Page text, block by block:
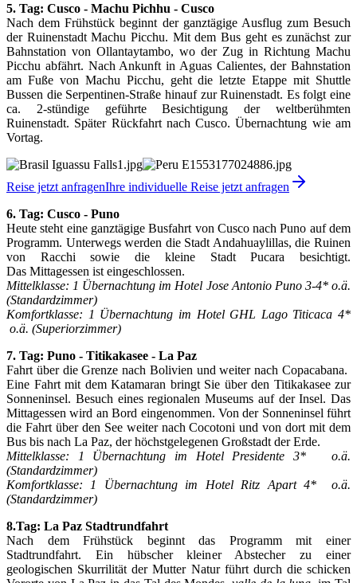
5. Tag: Cusco - Machu Pichhu - Cusco
Nach dem Frühstück beginnt der ganztägige Ausflug zum Besuch
der Ruinenstadt Machu Picchu. Mit dem Bus geht es zunächst zur
Bahnstation von Ollantaytambo, wo der Zug in Richtung Machu
Picchu abfährt. Nach Ankunft in Aguas Calientes, der Bahnstation
am Fuße von Machu Picchu, geht die letzte Etappe mit Shuttle
Bussen die Serpentinen-Straße hinauf zur Ruinenstadt. Es folgt eine
ca. 2-stündige geführte Besichtigung der weltberühmten
Ruinenstadt. Später Rückfahrt nach Cusco. Übernachtung wie am
Vortag.
Reise jetzt anfragenIhre individuelle Reise jetzt anfragen
6. Tag: Cusco - Puno
Heute steht eine ganztägige Busfahrt von Cusco nach Puno auf dem
Programm. Unterwegs werden die Stadt Andahuaylillas, die Ruinen
von Racchi sowie die kleine Stadt Pucara besichtigt.
Das Mittagessen ist eingeschlossen.
Mittelklasse: 1 Übernachtung im Hotel Jose Antonio Puno 3-4* o.ä.
(Standardzimmer)
Komfortklasse: 1 Übernachtung im Hotel GHL Lago Titicaca 4*
o.ä. (Superiorzimmer)
7. Tag: Puno - Titikakasee - La Paz
Fahrt über die Grenze nach Bolivien und weiter nach Copacabana.
Eine Fahrt mit dem Katamaran bringt Sie über den Titikakasee zur
Sonneninsel. Besuch eines regionalen Museums auf der Insel. Das
Mittagessen wird an Bord eingenommen. Von der Sonneninsel führt
die Fahrt über den See weiter nach Cocotoni und von dort mit dem
Bus bis nach La Paz, der höchstgelegenen Großstadt der Erde.
Mittelklasse: 1 Übernachtung im
Hotel Presidente 3*
o.ä.
(Standardzimmer)
Komfortklasse: 1 Übernachtung im Hotel Ritz Apart 4*
o.ä.
(Standardzimmer)
8.Tag: La Paz Stadtrundfahrt
Nach dem Frühstück beginnt das Programm mit einer
Stadtrundfahrt. Ein hübscher kleiner Abstecher zu einer
geologischen Skurrilität der Mutter Natur führt durch die schicken